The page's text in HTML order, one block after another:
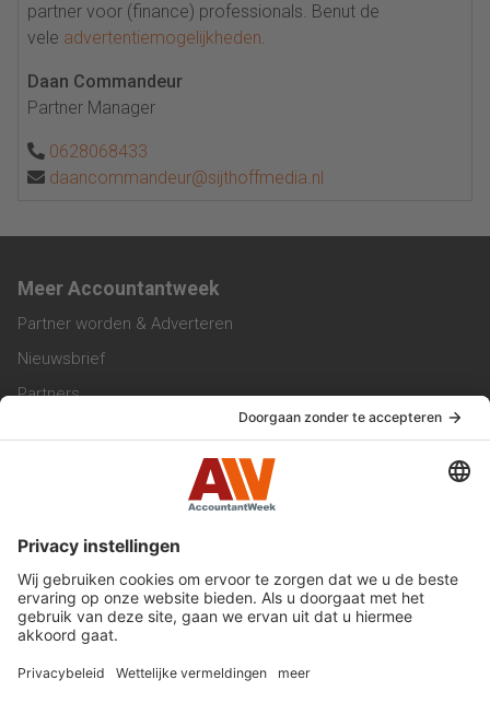
partner voor (finance) professionals. Benut de
vele advertentiemogelijkheden.
Daan Commandeur
Partner Manager
0628068433
daancommandeur@sijthoffmedia.nl
Meer Accountantweek
Partner worden & Adverteren
Nieuwsbrief
Partners
Werken bij ons
Privacy Statement
Algemene Voorwaarden
Privacyinstellingen